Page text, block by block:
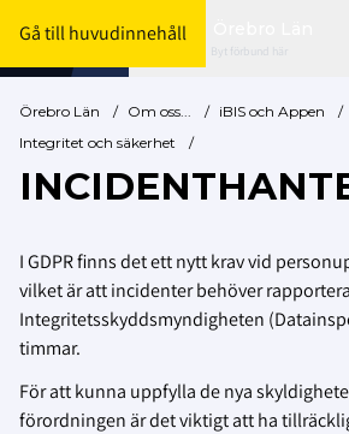
Gå till huvudinnehåll
Byt förbund här
Örebro Län / Om oss... / iBIS och Appen
/
Integritet och säkerhet
/
I GDPR finns det ett nytt krav vid
vilket är att incidenter behöver
Integritetsskyddsmyndigheten
timmar.
För att kunna uppfylla de nya
förordningen är det viktigt att ha